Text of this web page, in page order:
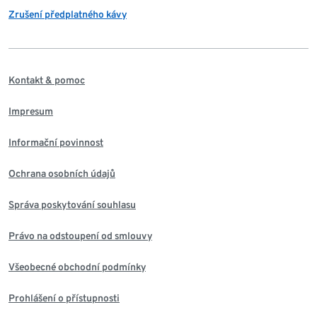
Zrušení předplatného kávy
Kontakt & pomoc
Impresum
Informační povinnost
Ochrana osobních údajů
Správa poskytování souhlasu
Právo na odstoupení od smlouvy
Všeobecné obchodní podmínky
Prohlášení o přístupnosti